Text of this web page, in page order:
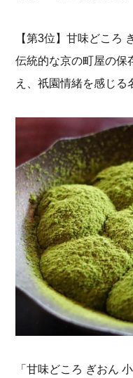
【第3位】甘味どころ
伝統的な京の町屋の保
え、祇園情緒を感じる
「甘味どころ ぎおん